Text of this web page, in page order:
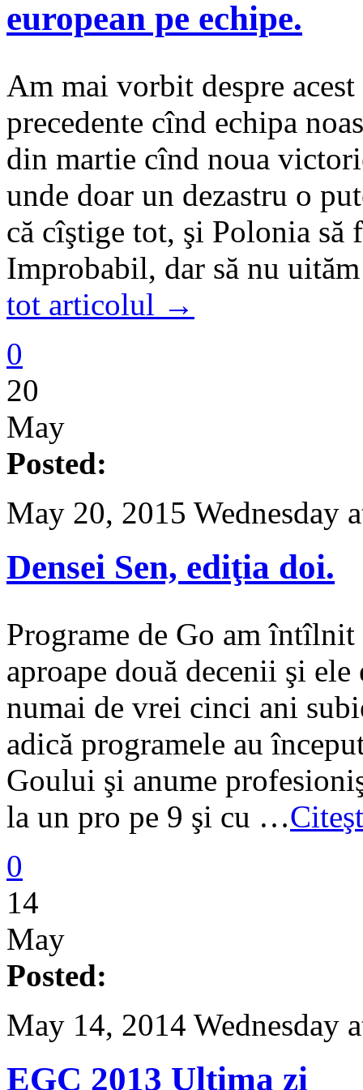
european pe echipe.
Am mai vorbit despre
precedente cînd echipa
din martie cînd noua
unde doar un dezastru o
că cîştige tot, şi Polonia
Improbabil, dar să nu
tot articolul →
0
20
May
Posted:
May 20, 2015 Wednesday
Densei Sen, ediţia doi.
Programe de Go am
aproape două decenii şi
numai de vrei cinci ani
adică programele au
Goului şi anume
la un pro pe 9 şi cu …
0
14
May
Posted:
May 14, 2014 Wednesday
EGC 2013 Ultima zi